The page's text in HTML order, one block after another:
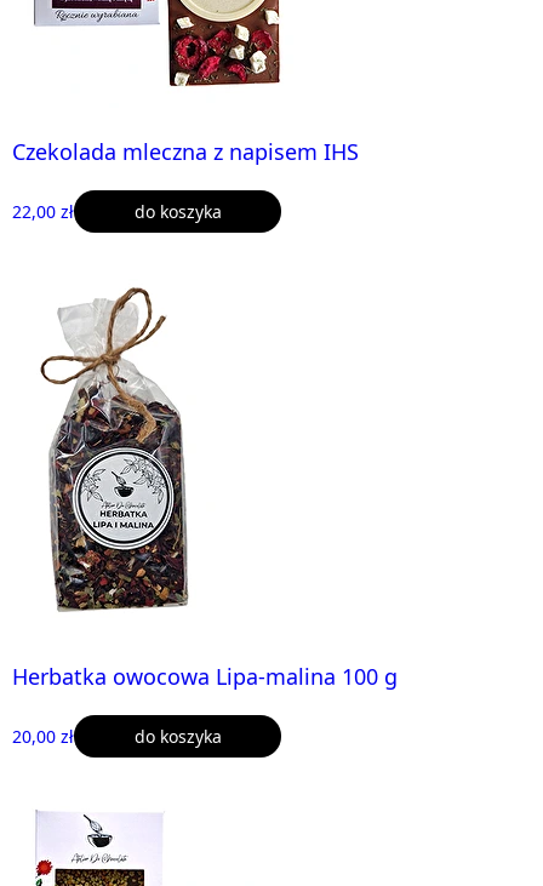
Czekolada mleczna z napisem IHS
22,00 zł do koszyka
Herbatka owocowa Lipa-malina 100 g
20,00 zł do koszyka